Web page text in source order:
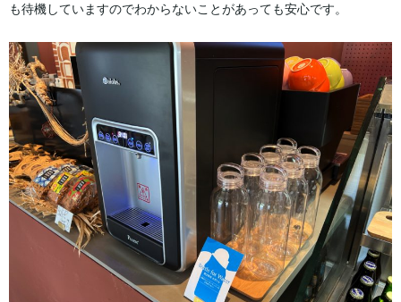
も待機していますのでわからないことがあっても安心です。